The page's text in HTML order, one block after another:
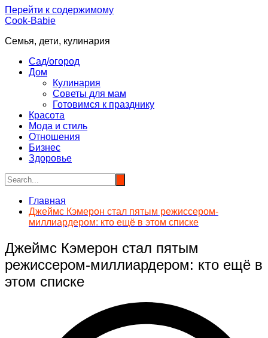
Перейти к содержимому
Cook-Babie
Семья, дети, кулинария
Сад/огород
Дом
Кулинария
Советы для мам
Готовимся к празднику
Красота
Мода и стиль
Отношения
Бизнес
Здоровье
Главная
Джеймс Кэмерон стал пятым режиссером-
миллиардером: кто ещё в этом списке
Джеймс Кэмерон стал пятым
режиссером-миллиардером: кто ещё в
этом списке